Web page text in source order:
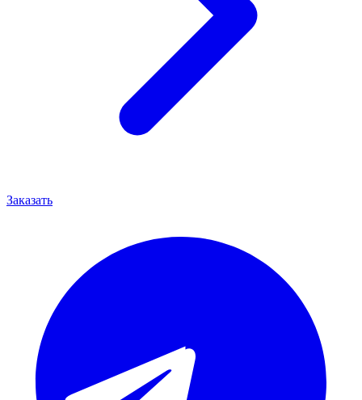
Заказать